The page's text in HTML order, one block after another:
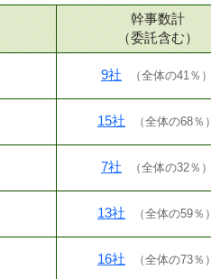
幹事数計
（委託含む）
9社 （全体の41％ ）
15社 （全体の68％ ）
7社 （全体の32％ ）
13社 （全体の59％ ）
16社 （全体の73％ ）